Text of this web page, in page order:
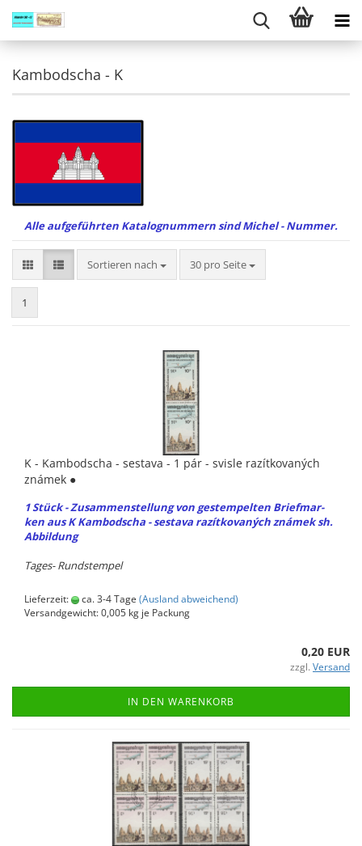
Kambodscha - K
Alle aufgeführten Katalognummern sind Michel - Nummer.
Sortieren nach
Sortieren nach 30 pro Seite
pro Seite
1
K - Kam­bo­dscha - sesta­va - 1 pár - svis­le razítko­vaných
známek ●
1 Stück - Zu­sam­men­stel­lung von ge­stem­pel­ten Brief­mar­
ken aus K Kam­bo­dscha - sesta­va razítko­vaných známek sh.
Ab­bil­dung
Tages-​ Runds­tem­pel
Lieferzeit: ca. 3-4 Tage (Ausland abweichend)
Versandgewicht:0,005 kg je Packung
0,20 EUR
zzgl. Versand
IN DEN WARENKORB